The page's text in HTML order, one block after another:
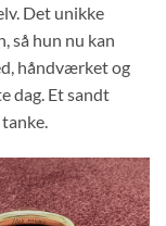
Det unikke
så hun nu kan
håndværket og
dag. Et sandt